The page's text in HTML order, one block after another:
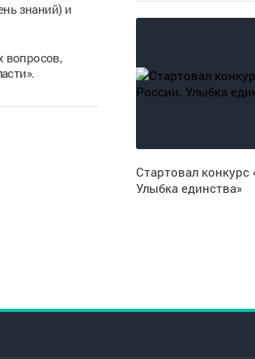
знаний) и
вопросов,
Стартовал конкурс
Улыбка единства»